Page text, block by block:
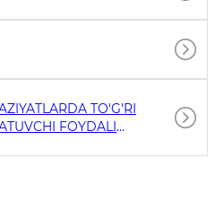
TO'G'RI
FOYDALI